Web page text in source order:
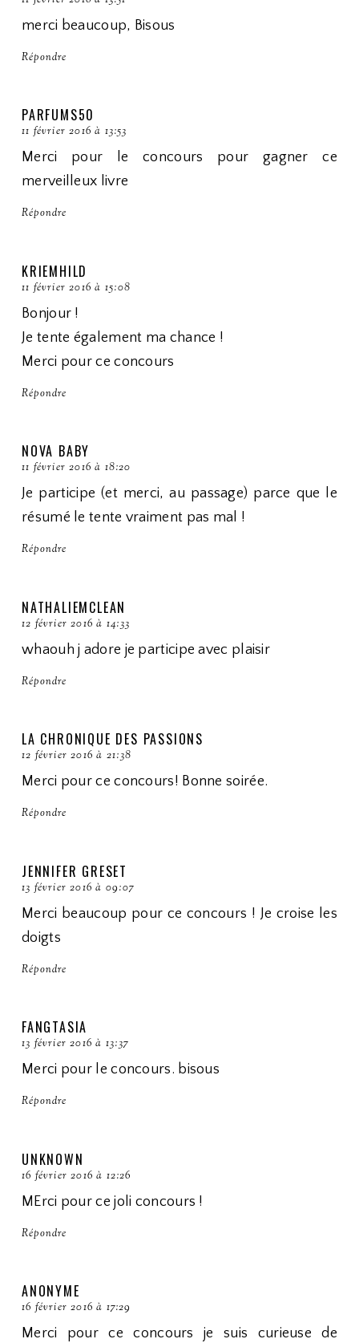
merci beaucoup, Bisous
Répondre
PARFUMS50
11 février 2016 à 13:53
Merci pour le concours pour gagner ce
merveilleux livre
Répondre
KRIEMHILD
11 février 2016 à 15:08
Bonjour !
Je tente également ma chance !
Merci pour ce concours
Répondre
NOVA BABY
11 février 2016 à 18:20
Je participe (et merci, au passage) parce que le
résumé le tente vraiment pas mal !
Répondre
NATHALIEMCLEAN
12 février 2016 à 14:33
whaouh j adore je participe avec plaisir
Répondre
LA CHRONIQUE DES PASSIONS
12 février 2016 à 21:38
Merci pour ce concours! Bonne soirée.
Répondre
JENNIFER GRESET
13 février 2016 à 09:07
Merci beaucoup pour ce concours ! Je croise les
doigts
Répondre
FANGTASIA
13 février 2016 à 13:37
Merci pour le concours. bisous
Répondre
UNKNOWN
16 février 2016 à 12:26
MErci pour ce joli concours !
Répondre
ANONYME
16 février 2016 à 17:29
Merci pour ce concours je suis curieuse de